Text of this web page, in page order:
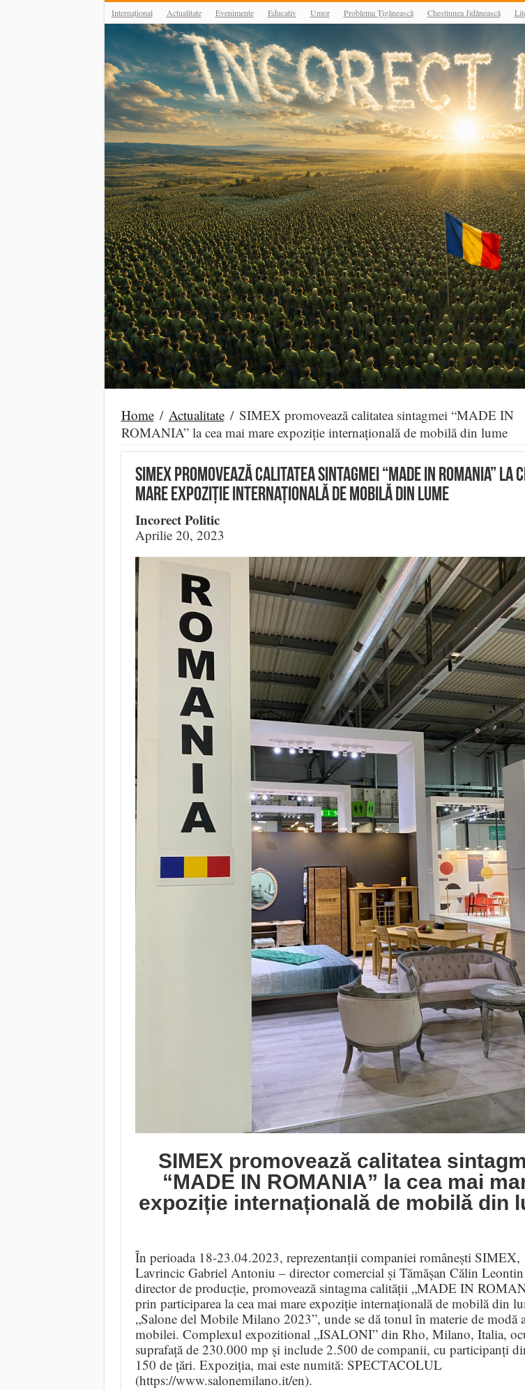
Internațional Actualitate Evenimente Educativ Umor Problema Țigănească Chestiunea Jidănească
Home / Actualitate / SIMEX promovează calitatea sintagmei “MADE IN
ROMANIA” la cea mai mare expoziție internațională de mobilă din lume
SIMEX promovează calitatea sintagmei “MADE IN ROMANIA” la
mare expoziție internațională de mobilă din lume
Incorect Politic
Aprilie 20, 2023
SIMEX promovează calitatea
“MADE IN ROMANIA” la cea mai
expoziție internațională de mobilă din
În perioada 18-23.04.2023, reprezentanții companiei românești SIMEX,
Lavrincic Gabriel Antoniu – director comercial și Tămășan Călin
director de producție, promovează sintagma calității „MADE IN
prin participarea la cea mai mare expoziție internațională de mobilă din
„Salone del Mobile Milano 2023”, unde se dă tonul în materie de modă
mobilei. Complexul expozitional „ISALONI” din Rho, Milano, Italia,
suprafață de 230.000 mp și include 2.500 de companii, cu participanți
150 de țări. Expoziția, mai este numită: SPECTACOLUL
(https://www.salonemilano.it/en).